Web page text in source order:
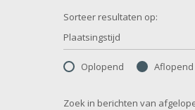
Sorteer resultaten op:
Plaatsingstijd
Oplopend Aflopend
Zoek in berichten van